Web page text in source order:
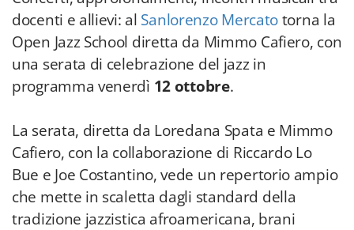
docenti e allievi: al Sanlorenzo Mercatotorna la
Open Jazz School diretta da Mimmo Cafiero, con
una serata di celebrazione del jazz in
programma venerdì 12 ottobre.
La serata, diretta da Loredana Spata e Mimmo
Cafiero, con la collaborazione di Riccardo Lo
Bue e Joe Costantino, vede un repertorio ampio
che mette in scaletta dagli standard della
tradizione jazzistica afroamericana, brani